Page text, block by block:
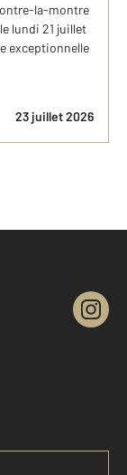
la-montre
lundi 21 juillet
exceptionnelle
23 juillet 2026